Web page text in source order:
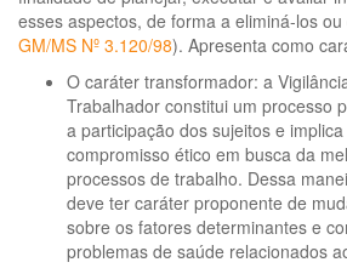
esses aspectos, de forma a eliminá-los
GM/MS Nº 3.120/98). Apresenta como
O caráter transformador: a
Trabalhador constitui um processo
a participação dos sujeitos e
compromisso ético em busca da
processos de trabalho. Dessa
deve ter caráter proponente de
sobre os fatores determinantes e
problemas de saúde relacionados